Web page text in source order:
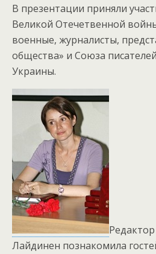
В презентации приняли
Великой Отечетвенной
военные, журналисты,
общества» и Союза
Украины.
Лайдинен познакомила